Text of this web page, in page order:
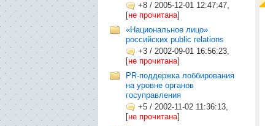
+8 / 2005-12-01 12:47:47,
[не прочитана]
«Национальное лицо»
российских public relations
+3 / 2002-09-01 16:56:23,
[не прочитана]
PR-поддержка лоббирования
на уровне органов
госуправления
+5 / 2002-11-02 11:36:13,
[не прочитана]